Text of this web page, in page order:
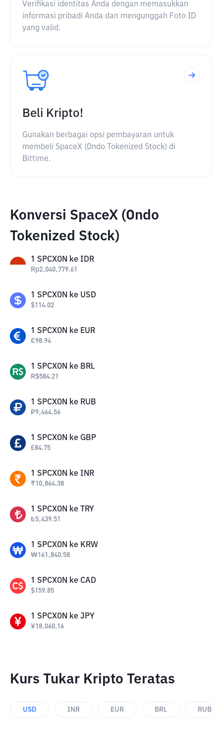
Verifikasi identitas Anda dengan memasukkan
informasi pribadi Anda dan mengunggah Foto ID
yang valid.
Beli Kripto!
Gunakan berbagai opsi pembayaran untuk
membeli SpaceX (Ondo Tokenized Stock) di
Bittime.
Konversi SpaceX (Ondo
Tokenized Stock)
1 SPCXON ke IDR
Rp2,040,779.61
1 SPCXON ke USD
$114.02
1 SPCXON ke EUR
€98.94
1 SPCXON ke BRL
R$584.21
1 SPCXON ke RUB
₽9,464.56
1 SPCXON ke GBP
£84.75
1 SPCXON ke INR
₹10,864.38
1 SPCXON ke TRY
₺5,439.51
1 SPCXON ke KRW
₩161,840.58
1 SPCXON ke CAD
$159.85
1 SPCXON ke JPY
¥18,060.16
Kurs Tukar Kripto Teratas
USD INR EUR BRL RUB